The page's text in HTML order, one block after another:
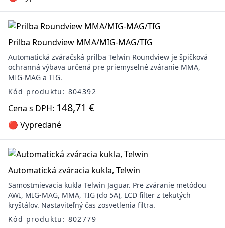
Prilba Roundview MMA/MIG-MAG/TIG
Automatická zváračská prilba Telwin Roundview je špičková
ochranná výbava určená pre priemyselné zváranie MMA,
MIG-MAG a TIG.
Kód produktu: 804392
Cena s DPH: 148,71 €
🔴 Vypredané
Automatická zváracia kukla, Telwin
Samostmievacia kukla Telwin Jaguar. Pre zváranie metódou
AWI, MIG-MAG, MMA, TIG (do 5A), LCD filter z tekutých
kryštálov. Nastaviteľný čas zosvetlenia filtra.
Kód produktu: 802779